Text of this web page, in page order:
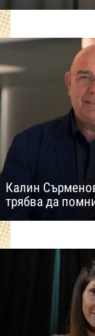
Калин
трябва да